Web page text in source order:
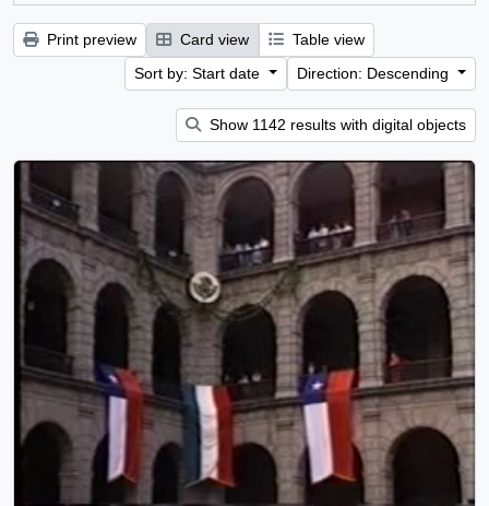
Print preview Card view
Table view
Sort by: Start date
Direction: Descending
Show 1142 results with digital objects